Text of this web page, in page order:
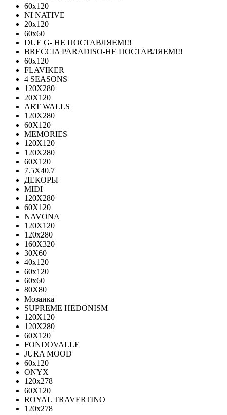
60x120
NI NATIVE
20х120
60х60
DUE G- НЕ ПОСТАВЛЯЕМ!!!
BRECCIA PARADISO-НЕ ПОСТАВЛЯЕМ!!!
60х120
FLAVIKER
4 SEASONS
120Х280
20X120
ART WALLS
120Х280
60Х120
MEMORIES
120X120
120X280
60Х120
7.5X40.7
ДЕКОРЫ
MIDI
120Х280
60Х120
NAVONA
120X120
120x280
160X320
30X60
40x120
60x120
60x60
80X80
Мозаика
SUPREME HEDONISM
120X120
120X280
60X120
FONDOVALLE
JURA MOOD
60х120
ONYX
120х278
60X120
ROYAL TRAVERTINO
120х278